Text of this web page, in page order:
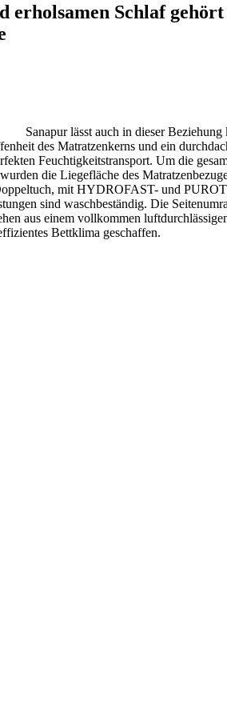
erholsamen Schlaf
Sanapur lässt auch in dieser Beziehung
des Matratzenkerns und ein
Feuchtigkeitstransport. Um die
die Liegefläche des
mit HYDROFAST- und
sind waschbeständig. Die
aus einem vollkommen
Bettklima geschaffen.